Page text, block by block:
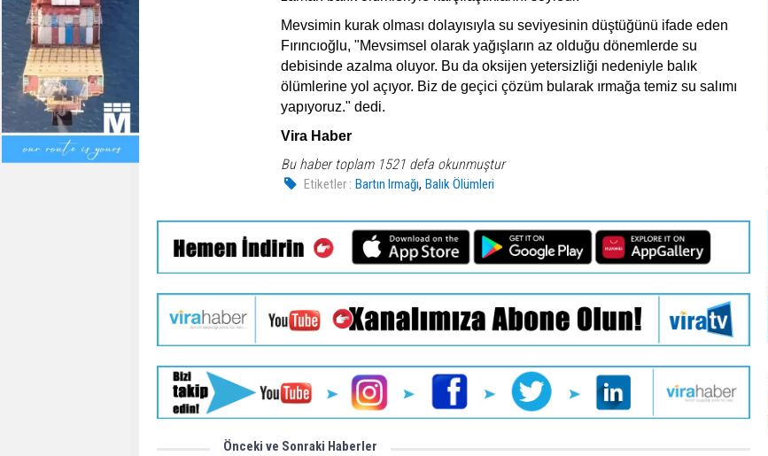
Mevsimin kurak olması dolayısıyla su seviyesinin düştüğünü ifade eden
Fırıncıoğlu, "Mevsimsel olarak yağışların az olduğu dönemlerde su
debisinde azalma oluyor. Bu da oksijen yetersizliği nedeniyle balık
ölümlerine yol açıyor. Biz de geçici çözüm bularak ırmağa temiz su salımı
yapıyoruz." dedi.
Vira Haber
Bu haber toplam 1521 defa okunmuştur
Etiketler : Bartın Irmağı,Balık Ölümleri
Önceki ve Sonraki Haberler